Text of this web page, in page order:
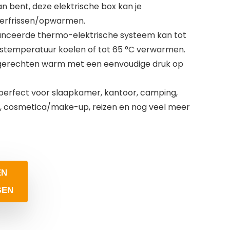
bent, deze elektrische box kan je
opwarmen.
thermo-elektrische systeem kan tot
koelen of tot 65 °C verwarmen.
warm met een eenvoudige druk op
voor slaapkamer, kantoor, camping,
cosmetica/make-up, reizen en nog veel meer